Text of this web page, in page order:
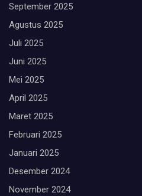
September 2025
Agustus 2025
Juli 2025
Juni 2025
Mei 2025
April 2025
Maret 2025
Februari 2025
Januari 2025
Desember 2024
November 2024